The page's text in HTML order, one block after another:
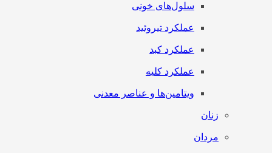
سلول‌های خونی
عملکرد تیروئید
عملکرد کبد
عملکرد کلیه
ویتامین‌ها و عناصر معدنی
زنان
مردان